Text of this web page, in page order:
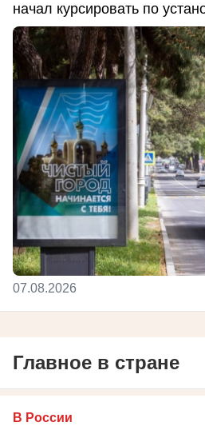
начал курсировать по
07.08.2026
Главное в стране
В России